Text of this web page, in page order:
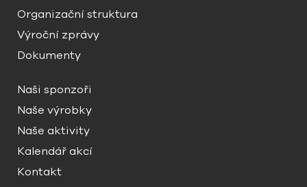
Organizační struktura
Výroční zprávy
Dokumenty
Naši sponzoři
Naše výrobky
Naše aktivity
Kalendář akcí
Kontakt